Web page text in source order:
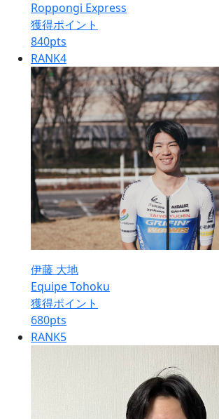
Roppongi Express
獲得ポイント
840pts
RANK4
伊藤 大地
Equipe Tohoku
獲得ポイント
680pts
RANK5